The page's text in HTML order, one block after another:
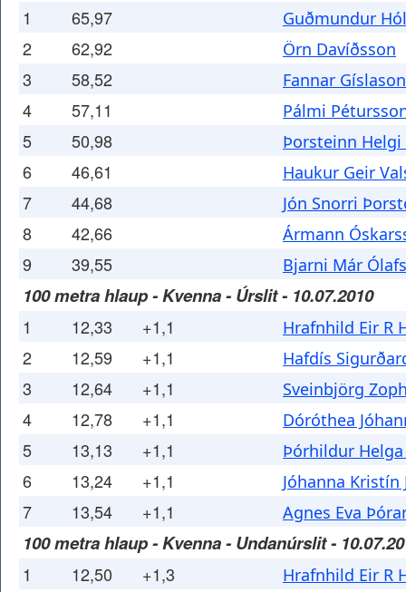
1 65,97 Guðmundur
2 62,92 Örn Davíðsson
3 58,52 Fannar Gíslason
4 57,11 Pálmi
5 50,98 Þorsteinn
6 46,61 Haukur Geir
7 44,68 Jón Snorri
8 42,66 Ármann
9 39,55 Bjarni Már
100 metra hlaup - Kvenna - Úrslit - 10.07.2010
1 12,33 +1,1 Hrafnhild Eir R
2 12,59 +1,1 Hafdís
3 12,64 +1,1 Sveinbjörg
4 12,78 +1,1 Dóróthea
5 13,13 +1,1 Þórhildur
6 13,24 +1,1 Jóhanna
7 13,54 +1,1 Agnes Eva
100 metra hlaup - Kvenna - Undanúrslit -
1 12,50 +1,3 Hrafnhild Eir R